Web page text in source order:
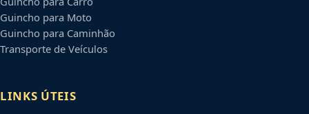
Guincho para Moto
Guincho para Caminhão
Transporte de Veículos
LINKS ÚTEIS